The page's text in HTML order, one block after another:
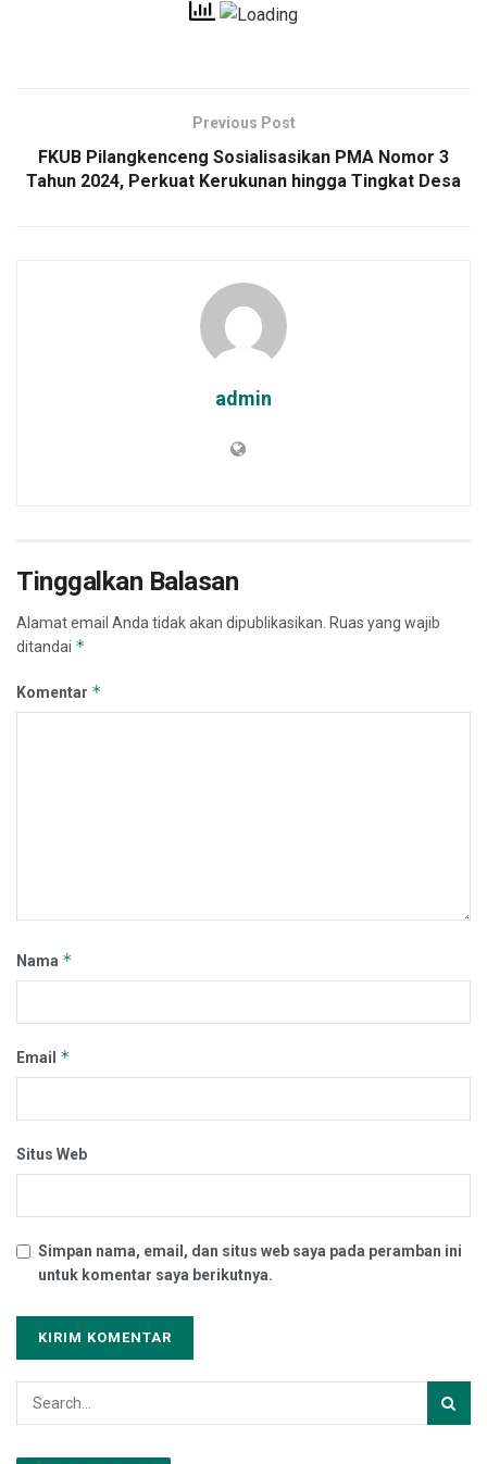
Previous Post
FKUB Pilangkenceng Sosialisasikan PMA Nomor 3
Tahun 2024, Perkuat Kerukunan hingga Tingkat Desa
admin
Tinggalkan Balasan
Alamat email Anda tidak akan dipublikasikan. Ruas yang wajib
ditandai *
Komentar *
Nama *
Email *
Situs Web
Simpan nama, email, dan situs web saya pada peramban ini
untuk komentar saya berikutnya.